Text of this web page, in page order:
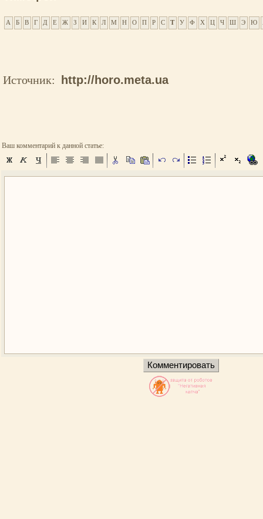
А Б В Г Д Е Ж З И К Л М Н О П Р С Т У Ф Х Ц Ч Ш Э Ю
Источник: http://horo.meta.ua
Ваш комментарий к данной статье: